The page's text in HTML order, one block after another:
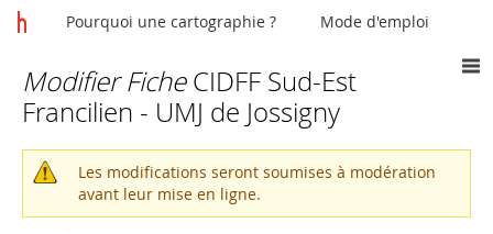
Vous
êtes
ici
Modifier FicheCIDFF Sud-Est
Francilien - UMJ de Jossigny
Message
d'avertissement
Les modifications seront soumises à modération
avant leur mise en ligne.
Pourquoi une cartographie ? Mode d'emploi